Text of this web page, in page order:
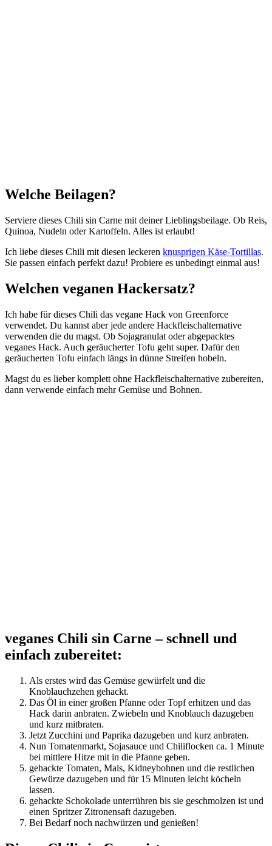
Welche Beilagen?
Serviere dieses Chili sin Carne mit deiner Lieblingsbeilage. Ob Reis,
Quinoa, Nudeln oder Kartoffeln. Alles ist erlaubt!
Ich liebe dieses Chili mit diesen leckeren knusprigen Käse-Tortillas.
Sie passen einfach perfekt dazu! Probiere es unbedingt einmal aus!
Welchen veganen Hackersatz?
Ich habe für dieses Chili das vegane Hack von Greenforce
verwendet. Du kannst aber jede andere Hackfleischalternative
verwenden die du magst. Ob Sojagranulat oder abgepacktes
veganes Hack. Auch geräucherter Tofu geht super. Dafür den
geräucherten Tofu einfach längs in dünne Streifen hobeln.
Magst du es lieber komplett ohne Hackfleischalternative zubereiten,
dann verwende einfach mehr Gemüse und Bohnen.
veganes Chili sin Carne – schnell und
einfach zubereitet:
Als erstes wird das Gemüse gewürfelt und die
Knoblauchzehen gehackt.
Das Öl in einer großen Pfanne oder Topf erhitzen und das
Hack darin anbraten. Zwiebeln und Knoblauch dazugeben
und kurz mitbraten.
Jetzt Zucchini und Paprika dazugeben und kurz anbraten.
Nun Tomatenmarkt, Sojasauce und Chiliflocken ca. 1 Minute
bei mittlere Hitze mit in die Pfanne geben.
gehackte Tomaten, Mais, Kidneybohnen und die restlichen
Gewürze dazugeben und für 15 Minuten leicht köcheln
lassen.
gehackte Schokolade unterrühren bis sie geschmolzen ist und
einen Spritzer Zitronensaft dazugeben.
Bei Bedarf noch nachwürzen und genießen!